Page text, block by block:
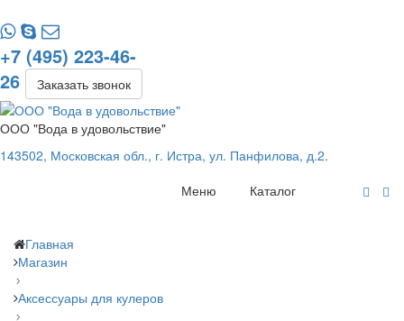
+7 (495) 223-46-
26
Заказать звонок
ООО "Вода в удовольствие"
143502, Московская обл., г. Истра, ул. Панфилова, д.2.
Каталог
Меню
Главная
Магазин
Аксессуары для кулеров